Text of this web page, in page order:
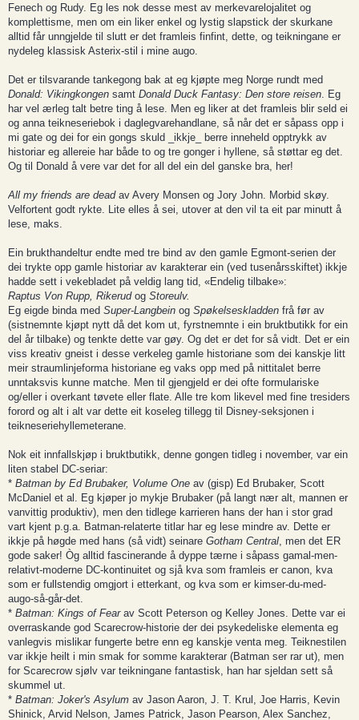
Fenech og Rudy. Eg les nok desse mest av merkevarelojalitet og
komplettisme, men om ein liker enkel og lystig slapstick der skurkane
alltid får unngjelde til slutt er det framleis finfint, dette, og teikningane er
nydeleg klassisk Asterix-stil i mine augo.
Det er tilsvarande tankegong bak at eg kjøpte meg Norge rundt med
Donald: Vikingkongen samt Donald Duck Fantasy: Den store reisen . Eg
har vel ærleg talt betre ting å lese. Men eg liker at det framleis blir seld ei
og anna teikneseriebok i daglegvarehandlane, så når det er såpass opp i
mi gate og dei for ein gongs skuld _ikkje_ berre inneheld opptrykk av
historiar eg allereie har både to og tre gonger i hyllene, så støttar eg det.
Og til Donald å vere var det for all del ein del ganske bra, her!
All my friends are deadav Avery Monsen og Jory John. Morbid skøy.
Velfortent godt rykte. Lite elles å sei, utover at den vil ta eit par minutt å
lese, maks.
Ein brukthandeltur endte med tre bind av den gamle Egmont-serien der
dei trykte opp gamle historiar av karakterar ein (ved tusenårsskiftet) ikkje
hadde sett i vekebladet på veldig lang tid, «Endelig tilbake»:
Raptus Von Rupp, Rikerud og Storeulv.
Eg eigde binda med Super-Langbein og Spøkelseskladden frå før av
(sistnemnte kjøpt nytt då det kom ut, fyrstnemnte i ein bruktbutikk for ein
del år tilbake) og tenkte dette var gøy. Og det er det for så vidt. Det er ein
viss kreativ gneist i desse verkeleg gamle historiane som dei kanskje litt
meir straumlinjeforma historiane eg vaks opp med på nittitalet berre
unntaksvis kunne matche. Men til gjengjeld er dei ofte formulariske
og/eller i overkant tøvete eller flate. Alle tre kom likevel med fine tresiders
forord og alt i alt var dette eit koseleg tillegg til Disney-seksjonen i
teikneseriehyllemeterane.
Nok eit innfallskjøp i bruktbutikk, denne gongen tidleg i november, var ein
liten stabel DC-seriar:
* Batman by Ed Brubaker, Volume One av (gisp) Ed Brubaker, Scott
McDaniel et al. Eg kjøper jo mykje Brubaker (på langt nær alt, mannen er
vanvittig produktiv), men den tidlege karrieren hans der han i stor grad
vart kjent p.g.a. Batman-relaterte titlar har eg lese mindre av. Dette er
ikkje på høgde med hans (så vidt) seinare Gotham Central , men det ER
gode saker! Òg alltid fascinerande å dyppe tærne i såpass gamal-men-
relativt-moderne DC-kontinuitet og sjå kva som framleis er canon, kva
som er fullstendig omgjort i etterkant, og kva som er kimser-du-med-
augo-så-går-det.
* Batman: Kings of Fearav Scott Peterson og Kelley Jones. Dette var ei
overraskande god Scarecrow-historie der dei psykedeliske elementa eg
vanlegvis mislikar fungerte betre enn eg kanskje venta meg. Teiknestilen
var ikkje heilt i min smak for somme karakterar (Batman ser rar ut), men
for Scarecrow sjølv var teikningane fantastisk, han har sjeldan sett så
skummel ut.
* Batman: Joker's Asylum av Jason Aaron, J. T. Krul, Joe Harris, Kevin
Shinick, Arvid Nelson, James Patrick, Jason Pearson, Alex Sanchez,